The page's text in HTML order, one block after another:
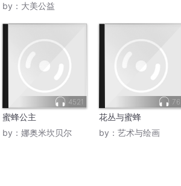
by： 大美公益
4521
蜜蜂公主
by： 娜奥米坎贝尔
76
花丛与蜜蜂
by： 艺术与绘画